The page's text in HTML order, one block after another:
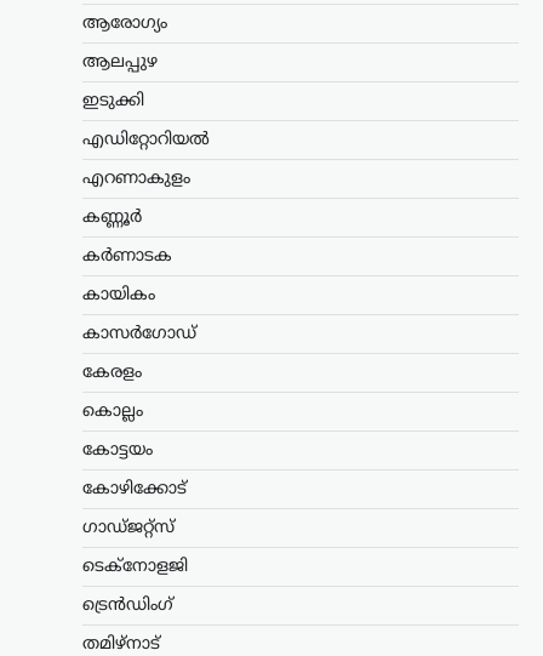
ആരോഗ്യം
ആലപ്പുഴ
ഇടുക്കി
എഡിറ്റോറിയൽ
എറണാകുളം
കണ്ണൂർ
കർണാടക
കായികം
കാസർഗോഡ്
കേരളം
കൊല്ലം
കോട്ടയം
കോഴിക്കോട്
ഗാഡ്ജറ്റ്സ്
ടെക്നോളജി
ട്രെൻഡിംഗ്
തമിഴ്നാട്
‘കേരളത്തിൽ ബിജെപി
അല്ല, പക്ഷേ
ബിജെപിക്കായി
ഭരിക്കുന്നത് യുഡിഎഫ്’;
സതീശനെതിരെ എം.വി.
അധികാരത്തിലില്ലെങ്കിലും വി.ഡി.
സതീശന്റെ നേതൃത്വത്തിലുള്ള യുഡിഎഫ്
അജണ്ടകൾ നടപ്പാക്കുകയാണെന്ന്
എം.വി. ഗോവിന്ദൻ മാസ്റ്റർ ആരോപിച്ചു.
ട്രെൻഡിംഗ്,ദേശീയം,രാഷ്ട്രീയം
പ്രധാനമന്ത്രിക്ക്
യുവാക്കളെ കാണാൻ
സമയമില്ല;
കൂറുമാറിയവരെ